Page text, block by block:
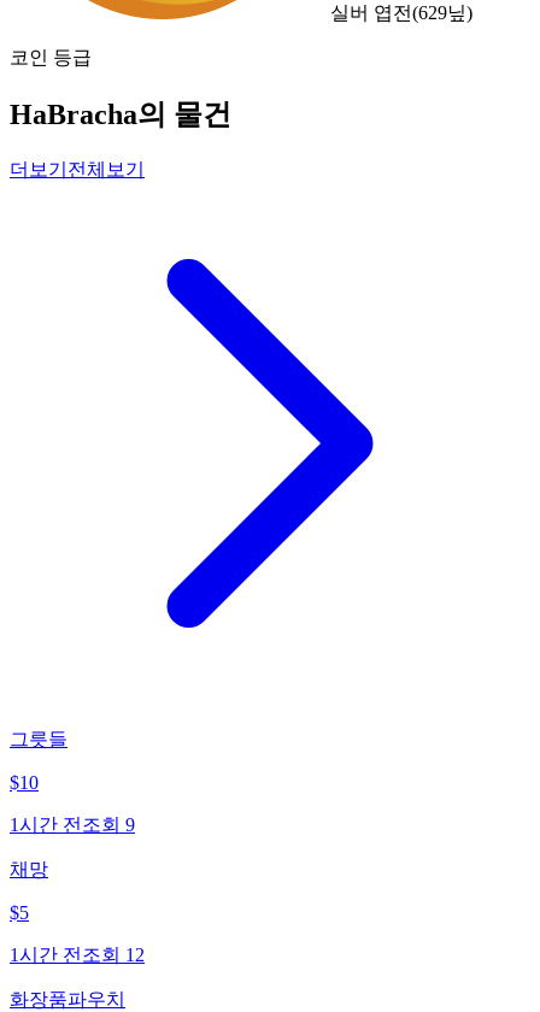
실버 엽전(629닢)
코인 등급
HaBracha의 물건
더보기 전체보기
그릇들
$10
1시간 전 조회 9
채망
$5
1시간 전 조회 12
화장품파우치